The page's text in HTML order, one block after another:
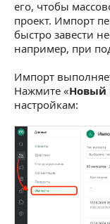
Как
Результат
его, чтобы
проект. Импорт
быстро завести
например, при
Импорт
Нажмите «Новый
настройкам: